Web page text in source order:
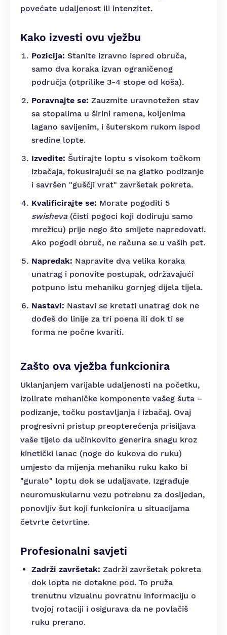
povećate udaljenost ili intenzitet.
Kako izvesti ovu vježbu
Pozicija: Stanite izravno ispred obruča,
samo dva koraka izvan ograničenog
područja (otprilike 3-4 stope od koša).
Poravnajte se: Zauzmite uravnotežen stav
sa stopalima u širini ramena, koljenima
lagano savijenim, i šuterskom rukom ispod
sredine lopte.
Izvedite: Šutirajte loptu s visokom točkom
izbačaja, fokusirajući se na glatko podizanje
i savršen "guščji vrat" završetak pokreta.
Kvalificirajte se: Morate pogoditi 5
swisheva (čisti pogoci koji dodiruju samo
mrežicu) prije nego što smijete napredovati.
Ako pogodi obruč, ne računa se u vaših pet.
Napredak: Napravite dva velika koraka
unatrag i ponovite postupak, održavajući
potpuno istu mehaniku gornjeg dijela tijela.
Nastavi: Nastavi se kretati unatrag dok ne
dođeš do linije za tri poena ili dok ti se
forma ne počne kvariti.
Zašto ova vježba funkcionira
Uklanjanjem varijable udaljenosti na početku,
izolirate mehaničke komponente vašeg šuta –
podizanje, točku postavljanja i izbačaj. Ovaj
progresivni pristup preopterećenja prisiljava
vaše tijelo da učinkovito generira snagu kroz
kinetički lanac (noge do kukova do ruku)
umjesto da mijenja mehaniku ruku kako bi
"guralo" loptu dok se udaljavate. Izgrađuje
neuromuskularnu vezu potrebnu za dosljedan,
ponovljiv šut koji funkcionira u situacijama
četvrte četvrtine.
Profesionalni savjeti
Zadrži završetak: Zadrži završetak pokreta
dok lopta ne dotakne pod. To pruža
trenutnu vizualnu povratnu informaciju o
tvojoj rotaciji i osigurava da ne povlačiš
ruku prerano.